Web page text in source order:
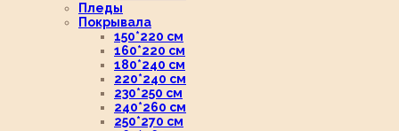
Пледы
Покрывала
150*220 см
160*220 см
180*240 см
220*240 см
230*250 см
240*260 см
250*270 см